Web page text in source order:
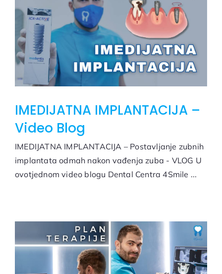
IMEDIJATNA IMPLANTACIJA –
Video Blog
IMEDIJATNA IMPLANTACIJA – Postavljanje zubnih
implantata odmah nakon vađenja zuba - VLOG U
ovotjednom video blogu Dental Centra 4Smile ...